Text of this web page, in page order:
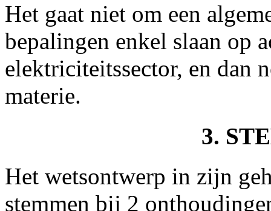
Het gaat niet om een
bepalingen enkel slaan op
elektriciteitssector, en dan
materie.
3.
Het wetsontwerp in zijn
stemmen bij 2